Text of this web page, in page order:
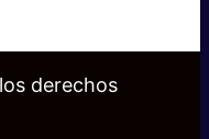
derechos